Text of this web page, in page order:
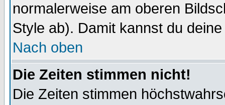
normalerweise am oberen
Style ab). Damit kannst du
Nach oben
Die Zeiten stimmen nicht!
Die Zeiten stimmen